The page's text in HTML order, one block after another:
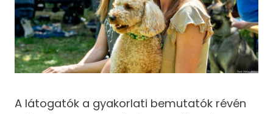
A látogatók a gyakorlati bemutatók révén